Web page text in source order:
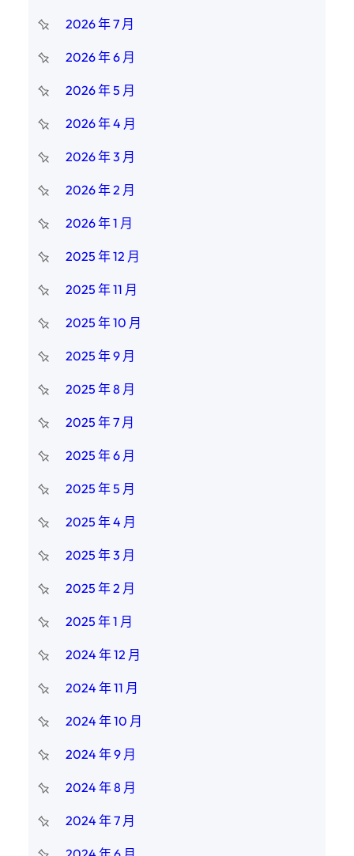
2026 年 7 月
2026 年 6 月
2026 年 5 月
2026 年 4 月
2026 年 3 月
2026 年 2 月
2026 年 1 月
2025 年 12 月
2025 年 11 月
2025 年 10 月
2025 年 9 月
2025 年 8 月
2025 年 7 月
2025 年 6 月
2025 年 5 月
2025 年 4 月
2025 年 3 月
2025 年 2 月
2025 年 1 月
2024 年 12 月
2024 年 11 月
2024 年 10 月
2024 年 9 月
2024 年 8 月
2024 年 7 月